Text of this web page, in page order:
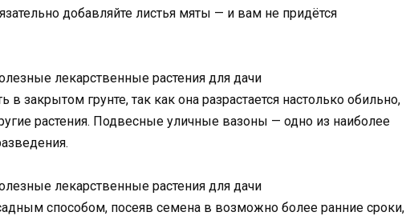
добавляйте листья мяты — и вам не придётся
лекарственные растения для дачи
закрытом грунте, так как она разрастается настолько обильно,
растения. Подвесные уличные вазоны — одно из наиболее
лекарственные растения для дачи
способом, посеяв семена в возможно более ранние сроки,